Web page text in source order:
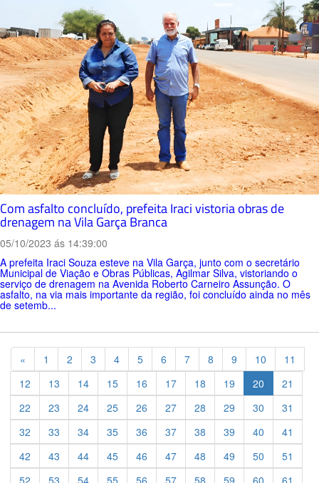
Com asfalto concluído, prefeita Iraci vistoria obras de
drenagem na Vila Garça Branca
05/10/2023 ás 14:39:00
A prefeita Iraci Souza esteve na Vila Garça, junto com o secretário
Municipal de Viação e Obras Públicas, Agilmar Silva, vistoriando o
serviço de drenagem na Avenida Roberto Carneiro Assunção. O
asfalto, na via mais importante da região, foi concluído ainda no mês
de setemb...
« Previous
1 2 3 4 5 6 7 8 9 10
11
12
13 14 15 16 17 18 19 20
21
22
23 24 25 26 27 28 29 30
31
32
33 34 35 36 37 38 39 40
41
42
43 44 45 46 47 48 49 50
51
52
53 54 55 56 57 58 59 60 61